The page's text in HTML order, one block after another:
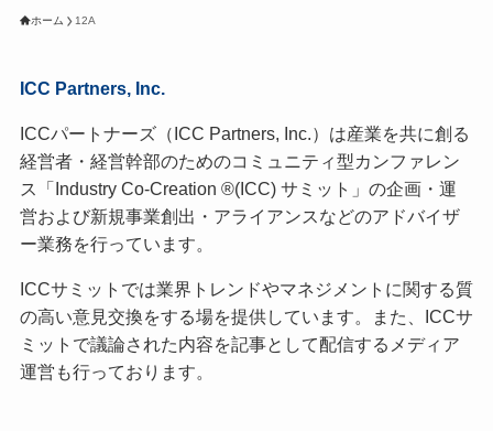
ホーム 12A
ICC Partners, Inc.
ICCパートナーズ（ICC Partners, Inc.）は産業を共に創る
経営者・経営幹部のためのコミュニティ型カンファレン
ス「Industry Co-Creation ®(ICC) サミット」の企画・運
営および新規事業創出・アライアンスなどのアドバイザ
ー業務を行っています。
ICCサミットでは業界トレンドやマネジメントに関する質
の高い意見交換をする場を提供しています。また、ICCサ
ミットで議論された内容を記事として配信するメディア
運営も行っております。